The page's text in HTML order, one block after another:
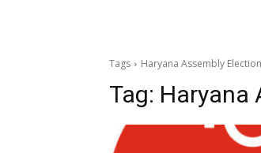
Tags Haryana Assembly
Tag: Haryana